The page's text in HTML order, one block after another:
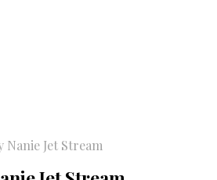
Nanie Jet Stream